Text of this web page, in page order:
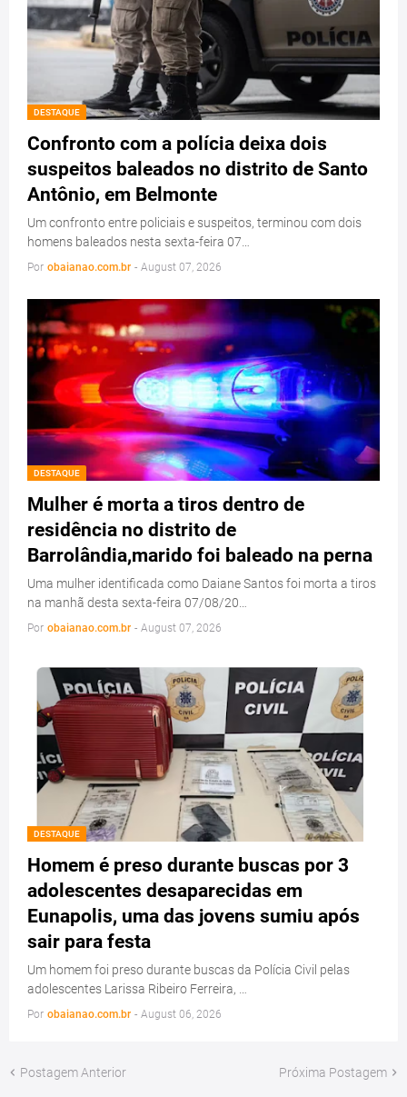
DESTAQUE
Confronto com a polícia deixa dois
suspeitos baleados no distrito de Santo
Antônio, em Belmonte
Um confronto entre policiais e suspeitos, terminou com dois
homens baleados nesta sexta-feira 07…
Por obaianao.com.br - August 07, 2026
DESTAQUE
Mulher é morta a tiros dentro de
residência no distrito de
Barrolândia,marido foi baleado na perna
Uma mulher identificada como Daiane Santos foi morta a tiros
na manhã desta sexta-feira 07/08/20…
Por obaianao.com.br - August 07, 2026
DESTAQUE
Homem é preso durante buscas por 3
adolescentes desaparecidas em
Eunapolis, uma das jovens sumiu após
sair para festa
Um homem foi preso durante buscas da Polícia Civil pelas
adolescentes Larissa Ribeiro Ferreira, …
Por obaianao.com.br - August 06, 2026
Postagem Anterior Próxima Postagem